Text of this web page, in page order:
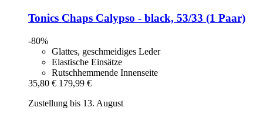
Tonics Chaps Calypso -​ black, 53/33 (1 Paar)
-80%
Glattes, geschmeidiges Leder
Elastische Einsätze
Rutschhemmende Innenseite
35,80 € 179,99 €
Zustellung bis 13. August